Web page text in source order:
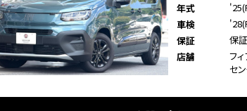
年式
車検
保証
保
店舗
フ
セ